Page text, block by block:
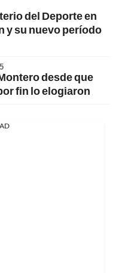
del Deporte en
y su nuevo período
desde que
fin lo elogiaron